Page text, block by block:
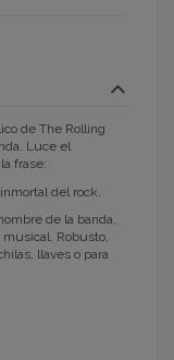
de The Rolling
Luce el
frase:
del rock.
de la banda,
Robusto,
llaves o para